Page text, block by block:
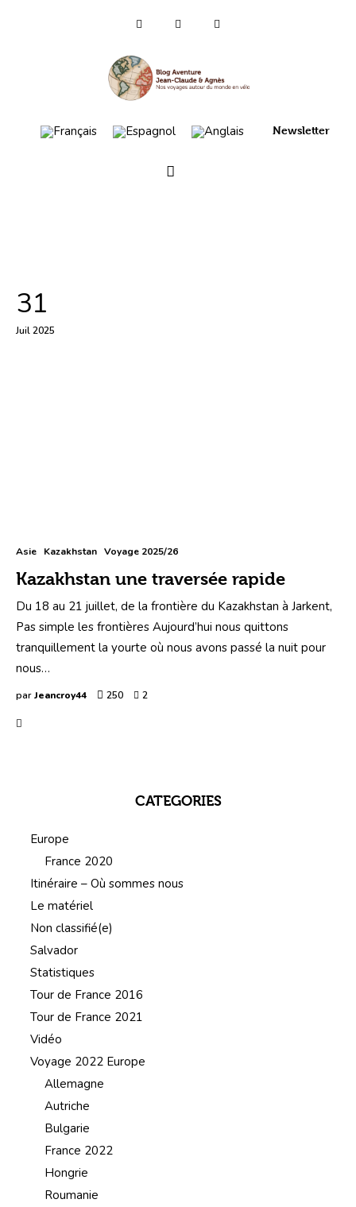
Newsletter
Voyages 2025/26
Asie
31
Juil 2025
Asie Kazakhstan Voyage 2025/26
Kazakhstan une traversée rapide
Du 18 au 21 juillet, de la frontière du Kazakhstan à Jarkent,
Pas simple les frontières Aujourd’hui nous quittons
tranquillement la yourte où nous avons passé la nuit pour
nous…
par Jeancroy44 250 2
CATEGORIES
Europe
France 2020
Itinéraire – Où sommes nous
Le matériel
Non classifié(e)
Salvador
Statistiques
Tour de France 2016
Tour de France 2021
Vidéo
Voyage 2022 Europe
Allemagne
Autriche
Bulgarie
France 2022
Hongrie
Roumanie